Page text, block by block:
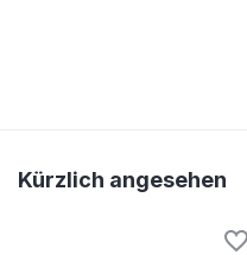
Kürzlich angesehen